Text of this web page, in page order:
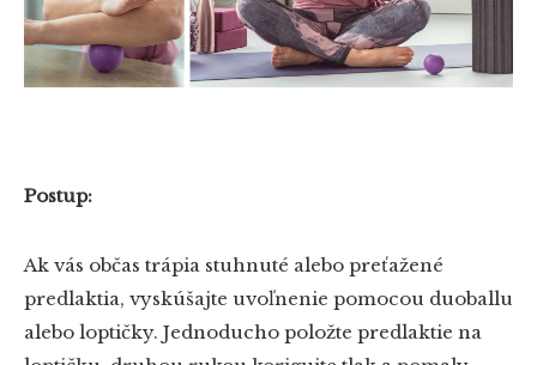
Postup:
Ak vás občas trápia stuhnuté alebo preťažené
predlaktia, vyskúšajte uvoľnenie pomocou duoballu
alebo loptičky. Jednoducho položte predlaktie na